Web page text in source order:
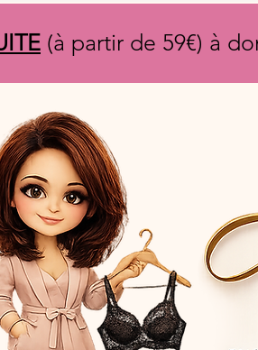
(à partir de 59€) à